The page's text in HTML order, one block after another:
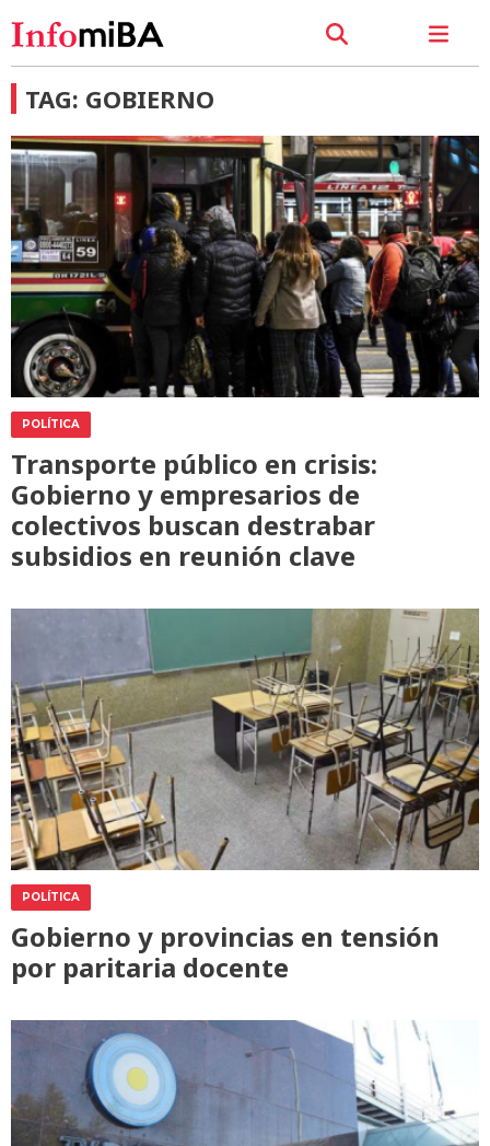
TAG: GOBIERNO
POLÍTICA
Transporte público en crisis:
Gobierno y empresarios de
colectivos buscan destrabar
subsidios en reunión clave
POLÍTICA
Gobierno y provincias en tensión
por paritaria docente